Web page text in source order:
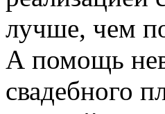
лучше, чем
А помощь
свадебного